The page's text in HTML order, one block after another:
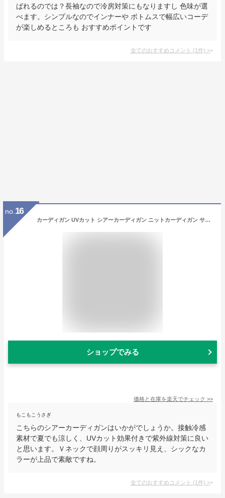
ばれるのでは？長袖なので冷房対策にもなりますし 色味が選
べます。シンプルなのでインナーや ボトムスで幅広いコーデ
が楽しめるところも おすすめポイントです
全てのおすすめコメント (1件) >
no. 16
カーディガン UVカット シアーカーディガン ニットカーディガン サマーニット トップス レディース オフィス 接触冷感 薄手 ロング カーデ 冷房対策 体型カバー L LL 長袖 Vネック 透け感 ママ 母 ゆったり シアー 夏 羽織り きれいめ 上品 紫外線対策 大きい 30代 40代 50代
ショップでみる
価格と在庫を楽天でチェック >>
もこもこうさぎ
こちらのシアーカーディガンはいかがでしょうか。接触冷感
素材で夏でも涼しく、UVカット効果付きで紫外線対策に良い
と思います。Ｖネックで顔周りがスッキリ見え、シックなカ
ラーが上品で素敵ですね。
全てのおすすめコメント (1件) >